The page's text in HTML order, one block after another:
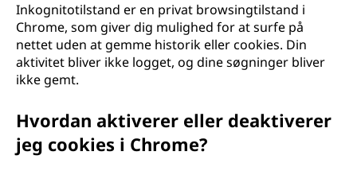
Inkognitotilstand er en privat browsingtilstand i
Chrome, som giver dig mulighed for at surfe på
nettet uden at gemme historik eller cookies. Din
aktivitet bliver ikke logget, og dine søgninger bliver
ikke gemt.
Hvordan aktiverer eller deaktiverer
jeg cookies i Chrome?